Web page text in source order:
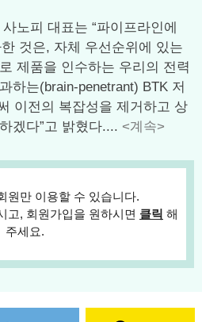
노피 대표는 “파이프라인에
것은, 자체 우선순위에 있는
제품을 인수하는 우리의 전력
하는(brain-penetrant) BTK 저
이전의 복잡성을 제거하고 상
겠다”고 밝혔다.... <계속>
원만 이용할 수 있습니다.
고, 회원가입을 원하시면 클릭 해
주세요.